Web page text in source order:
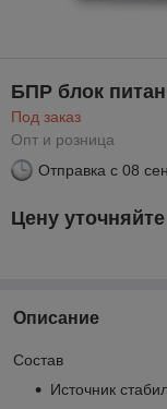
БПР блок
Под заказ
Опт и розница
Отправка с 08
Цену уточняйте
Описание
Состав
Источник